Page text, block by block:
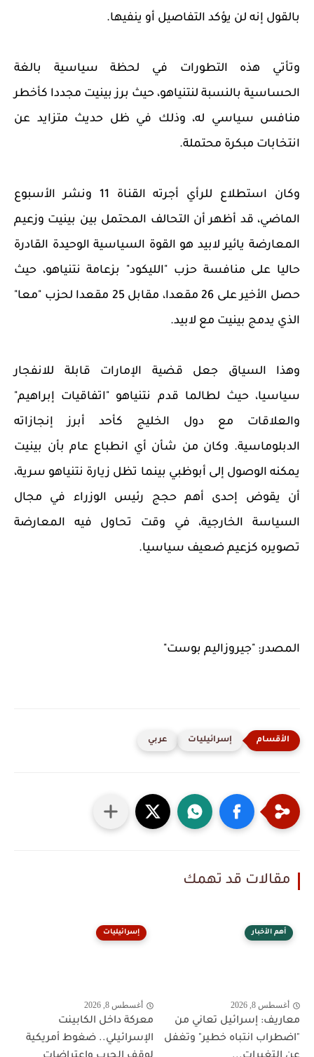
بالقول إنه لن يؤكد التفاصيل أو ينفيها.
وتأتي هذه التطورات في لحظة سياسية بالغة
الحساسية بالنسبة لنتنياهو، حيث برز بينيت مجددا كأخطر
منافس سياسي له، وذلك في ظل حديث متزايد عن
انتخابات مبكرة محتملة.
وكان استطلاع للرأي أجرته القناة 11 ونشر الأسبوع
الماضي، قد أظهر أن التحالف المحتمل بين بينيت وزعيم
المعارضة يائير لابيد هو القوة السياسية الوحيدة القادرة
حاليا على منافسة حزب "الليكود" بزعامة نتنياهو، حيث
حصل الأخير على 26 مقعدا، مقابل 25 مقعدا لحزب "معا"
الذي يدمج بينيت مع لابيد.
وهذا السياق جعل قضية الإمارات قابلة للانفجار
سياسيا، حيث لطالما قدم نتنياهو "اتفاقيات إبراهيم"
والعلاقات مع دول الخليج كأحد أبرز إنجازاته
الدبلوماسية. وكان من شأن أي انطباع عام بأن بينيت
يمكنه الوصول إلى أبوظبي بينما تظل زيارة نتنياهو سرية،
أن يقوض إحدى أهم حجج رئيس الوزراء في مجال
السياسة الخارجية، في وقت تحاول فيه المعارضة
تصويره كزعيم ضعيف سياسيا.
المصدر: "جيروزاليم بوست"
إسرائيليات عربي
مقالات قد تهمك
أهم الأخبار
أغسطس 8, 2026
معاريف: إسرائيل تعاني من
"اضطراب انتباه خطير" وتغفل
إسرائيليات
أغسطس 8, 2026
معركة داخل الكابينت
الإسرائيلي.. ضغوط أمريكية